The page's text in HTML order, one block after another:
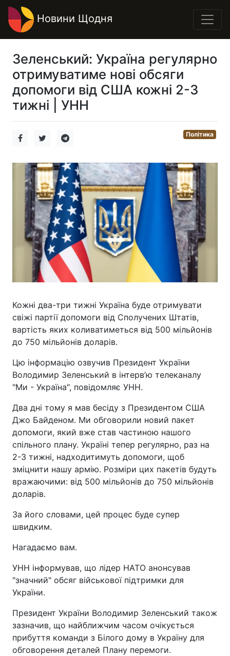
Новини Щодня
Зеленський: Україна регулярно
отримуватиме нові обсяги
допомоги від США кожні 2-3
тижні | УНН
Політика
Кожні два-три тижні Україна буде отримувати
свіжі партії допомоги від Сполучених Штатів,
вартість яких коливатиметься від 500 мільйонів
до 750 мільйонів доларів.
Цю інформацію озвучив Президент України
Володимир Зеленський в інтерв’ю телеканалу
"Ми - Україна", повідомляє УНН.
Два дні тому я мав бесіду з Президентом США
Джо Байденом. Ми обговорили новий пакет
допомоги, який вже став частиною нашого
спільного плану. Україні тепер регулярно, раз на
2-3 тижні, надходитимуть допомоги, щоб
зміцнити нашу армію. Розміри цих пакетів будуть
вражаючими: від 500 мільйонів до 750 мільйонів
доларів.
За його словами, цей процес буде супер
швидким.
Нагадаємо вам.
УНН інформував, що лідер НАТО анонсував
"значний" обсяг військової підтримки для
України.
Президент України Володимир Зеленський також
зазначив, що найближчим часом очікується
прибуття команди з Білого дому в Україну для
обговорення деталей Плану перемоги.